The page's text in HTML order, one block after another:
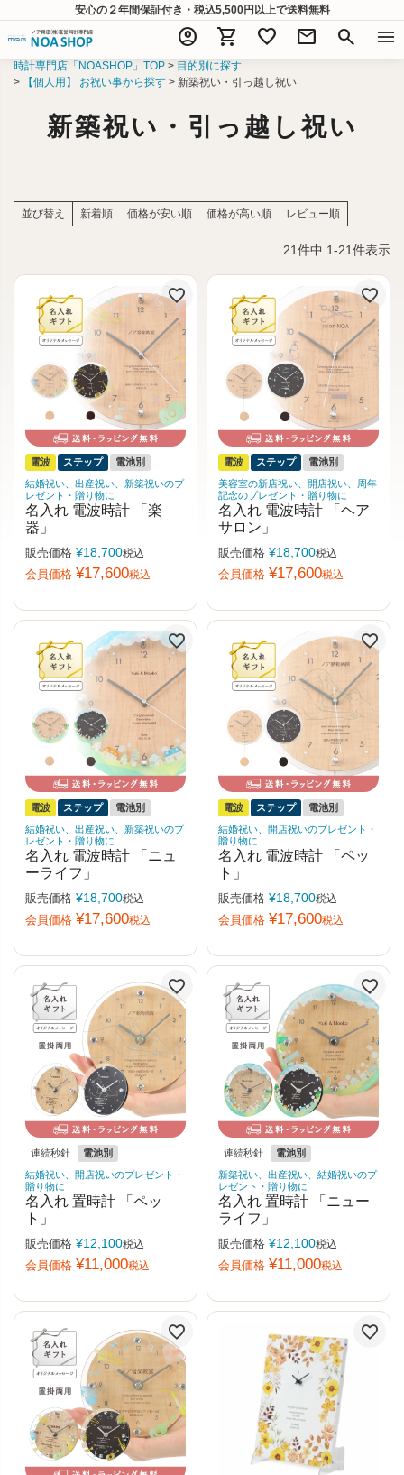
安心の２年間保証付き・税込5,500円以上で送料無料
account_circle shopping_cart favorite mail search menu
時計専門店「NOASHOP」TOP
目的別に探す
【個人用】 お祝い事から探す
新築祝い・引っ越し祝い
新築祝い・引っ越し祝い
並び替え 新着順 価格が安い順 価格が高い順 レビュー順
21件中 1-21件表示
電波 ステップ
電池別
結婚祝い、出産祝い、新築祝いのプ
レゼント・贈り物に
名入れ 電波時計 「楽
器」
販売価格 ¥18,700税込
会員価格 ¥17,600税込
電波 ステップ
電池別
美容室の新店祝い、開店祝い、周年
記念のプレゼント・贈り物に
名入れ 電波時計 「ヘア
サロン」
販売価格 ¥18,700税込
会員価格 ¥17,600税込
電波 ステップ
電池別
結婚祝い、出産祝い、新築祝いのプ
レゼント・贈り物に
名入れ 電波時計 「ニュ
ーライフ」
販売価格 ¥18,700税込
会員価格 ¥17,600税込
電波 ステップ
電池別
結婚祝い、開店祝いのプレゼント・
贈り物に
名入れ 電波時計 「ペッ
ト」
販売価格 ¥18,700税込
会員価格 ¥17,600税込
連続秒針
電池別
結婚祝い、開店祝いのプレゼント・
贈り物に
名入れ 置時計 「ペッ
ト」
販売価格 ¥12,100税込
会員価格 ¥11,000税込
連続秒針
電池別
新築祝い、出産祝い、結婚祝いのプ
レゼント・贈り物に
名入れ 置時計 「ニュー
ライフ」
販売価格 ¥12,100税込
会員価格 ¥11,000税込